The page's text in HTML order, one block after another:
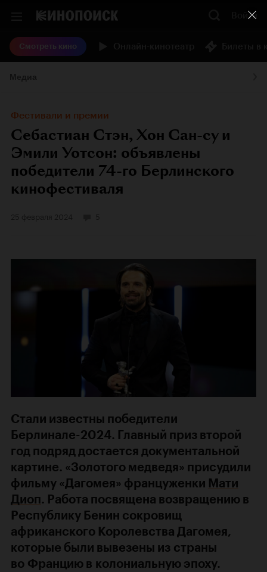
Войти
Смотреть кино
Фестивали и премии
Себастиан Стэн, Хон Сан-су и
Эмили Уотсон: объявлены
победители 74-го Берлинского
кинофестиваля
Стали известны победители
Берлинале-2024. Главный приз второй
год подряд достается документальной
картине. «Золотого медведя» присудили
фильму «Дагомея» француженки Мати
Диоп. Работа посвящена возвращению в
Республику Бенин сокровищ
африканского Королевства Дагомея,
которые были вывезены из страны
во Францию в колониальную эпоху.